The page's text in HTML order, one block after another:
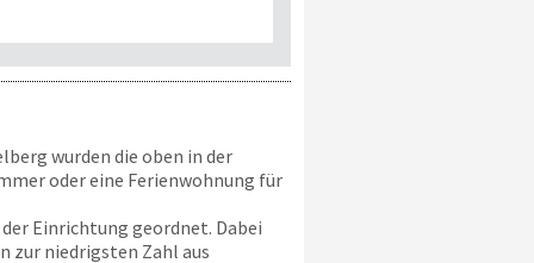
wurden die oben in der
oder eine Ferienwohnung für
Einrichtung geordnet. Dabei
zur niedrigsten Zahl aus